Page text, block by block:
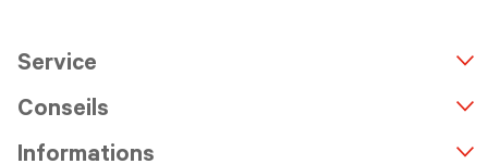
Service
Conseils
Informations